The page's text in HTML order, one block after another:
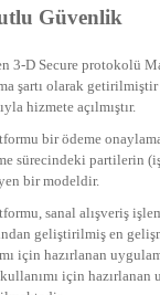
Güvenlik
3-D Secure protokolü
şartı olarak
hizmete açılmıştır.
bir ödeme
sürecindeki partilerin
bir modeldir.
sanal alışveriş
geliştirilmiş en
için hazırlanan
için hazırlanan